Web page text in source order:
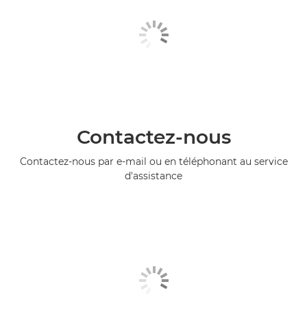
Contactez-nous
Contactez-nous par e-mail ou en téléphonant au service
d'assistance